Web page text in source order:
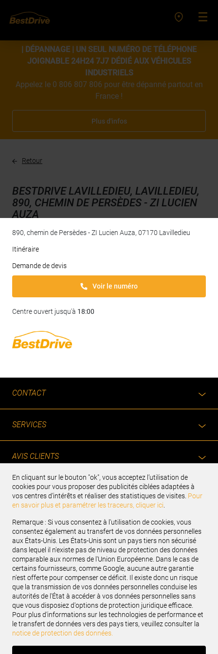
| DÉPANNAGE | UN SEUL NUMÉRO DE TÉLÉPHONE
JOIGNABLE 24H24 7J7 DÉDIÉ AUX VÉHICULES
INDUSTRIELS
Appelez le 0 806 807 806 pour être dépanné partout en
France !
Plus d'infos
Retour
BESTDRIVE LAVILLEDIEU, LAVILLEDIEU,
890, CHEMIN DE PERSÈDES - ZI LUCIEN
AUZA
890, chemin de Persèdes - ZI Lucien Auza, 07170 Lavilledieu
Itinéraire
Demande de devis
Voir le numéro
Centre ouvert jusqu'à 18:00
CONTACT
SERVICES
AVIS CLIENTS
En cliquant sur le bouton "ok", vous acceptez l’utilisation de
cookies pour vous proposer des publicités ciblées adaptées à
vos centres d’intérêts et réaliser des statistiques de visites. Pour
en savoir plus et paramétrer les traceurs, cliquer ici
Remarque : Si vous consentez à l'utilisation de cookies, vous
consentez également au transfert de vos données personnelles
aux États-Unis. Les États-Unis sont un pays tiers non sécurisé
dans lequel il n'existe pas de niveau de protection des données
comparable aux normes de l'Union Européenne. Dans le cas de
certains fournisseurs, comme Google, aucune autre garantie
n'est offerte pour compenser ce déficit. Il existe donc un risque
que la transmission de vos données personnelles conduise les
autorités de l'État à accéder à vos données personnelles sans
que vous disposiez d'options de protection juridique efficace.
Pour plus d'informations sur les technologies de performance et
le transfert de données vers des pays tiers, veuillez consulter la
notice de protection des données.
Recevez notre newsletter
Renseignez votre e-mail
Suivez-nous :
SERVICES INDUSTRIELS
SERVICES VL & VUL